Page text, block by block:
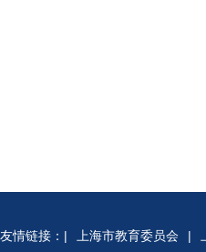
友情链接： | 上海市教育委员会 |